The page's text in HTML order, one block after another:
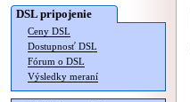
DSL pripojenie
Ceny DSL
Dostupnosť DSL
Fórum o DSL
Výsledky meraní